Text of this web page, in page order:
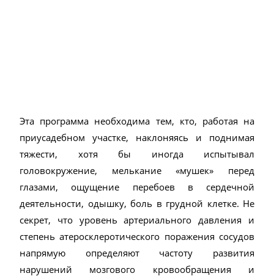
Эта программа необходима тем, кто, работая на
приусадебном участке, наклоняясь и поднимая
тяжести, хотя бы иногда испытывал
головокружение, мелькание «мушек» перед
глазами, ощущение перебоев в сердечной
деятельности, одышку, боль в грудной клетке. Не
секрет, что уровень артериального давления и
степень атеросклеротического поражения сосудов
напрямую определяют частоту развития
нарушений мозгового кровообращения и